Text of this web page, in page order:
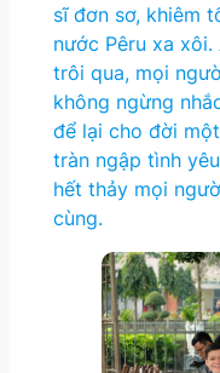
sĩ đơn sơ, khiêm
nước Pêru xa
trôi qua, mọi
không ngừng
để lại cho đời
tràn ngập tình
hết thảy mọi
cùng.